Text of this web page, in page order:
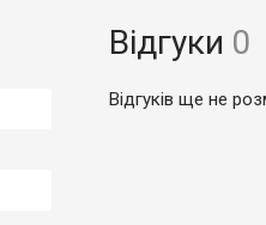
Відгуки 0
Відгуків ще не